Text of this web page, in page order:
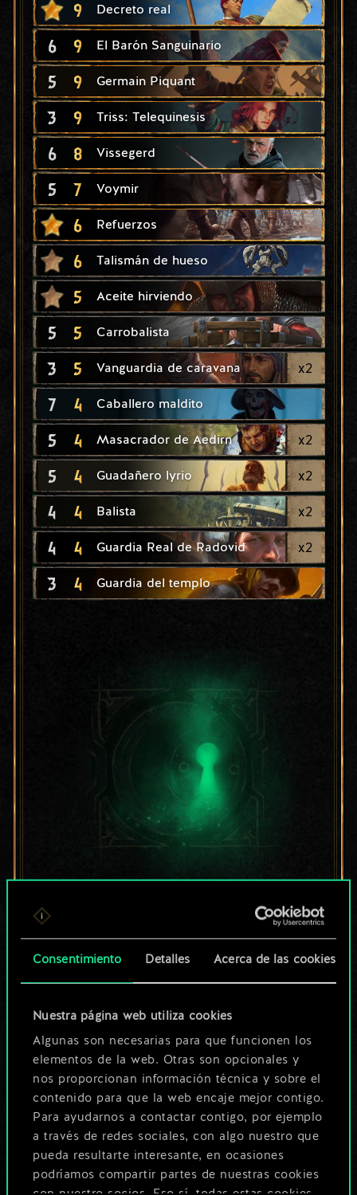
Consentimiento Detalles Acerca de las cookies
Nuestra página web utiliza cookies
Algunas son necesarias para que funcionen los
elementos de la web. Otras son opcionales y
nos proporcionan información técnica y sobre el
contenido para que la web encaje mejor contigo.
Para ayudarnos a contactar contigo, por ejemplo
a través de redes sociales, con algo nuestro que
pueda resultarte interesante, en ocasiones
podríamos compartir partes de nuestras cookies
9 Decreto real
6 9 El Barón Sanguinario
5 9 Germain Piquant
3 9 Triss: Telequinesis
6 8 Vissegerd
5 7 Voymir
6 Refuerzos
6 Talismán de hueso
5 Aceite hirviendo
5 5 Carrobalista
3 5 Vanguardia de caravana x2
7 4 Caballero maldito
5 4 Masacrador de Aedirn x2
5 4 Guadañero lyrio x2
4 4 Balista x2
4 4 Guardia Real de Radovid x2
3 4 Guardia del templo
un conjunto de
cartas compartido.
ser mucho más!
Poner nombre a esta baraja y crear
una guía